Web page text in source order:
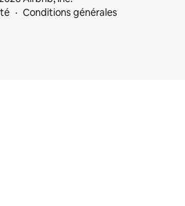
Conditions générales